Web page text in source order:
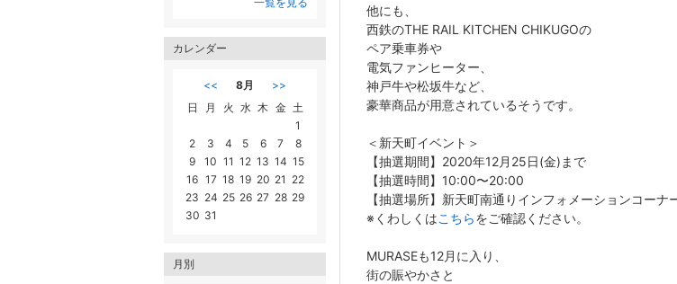
他にも、
西鉄のTHE RAIL KITCHEN CHIKUGOの
ペア乗車券や
電気ファンヒーター、
神戸牛や松坂牛など、
豪華商品が用意されているそうです。
＜新天町イベント＞
【抽選期間】2020年12月25日(金)まで
【抽選時間】10:00〜20:00
【抽選場所】新天町南通りインフォメーションコーナ
※くわしくはこちらをご確認ください。
MURASEも12月に入り、
街の賑やかさと
カレンダー
<< 8月
>>
日
月 火 水 木 金 土
1
2
3 4 5 6 7
8
9
10 11 12 13 14 15
16 17 18 19 20 21 22
23 24 25 26 27 28 29
30 31
月別